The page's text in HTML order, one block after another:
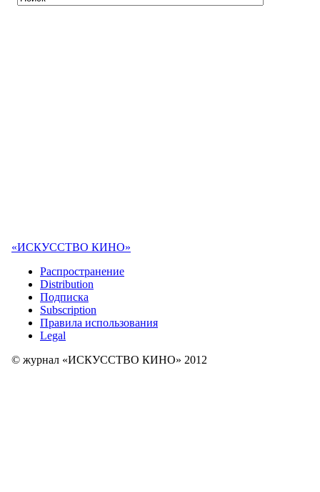
«ИСКУССТВО КИНО»
Распространение
Distribution
Подписка
Subscription
Правила использования
Legal
© журнал «ИСКУССТВО КИНО» 2012